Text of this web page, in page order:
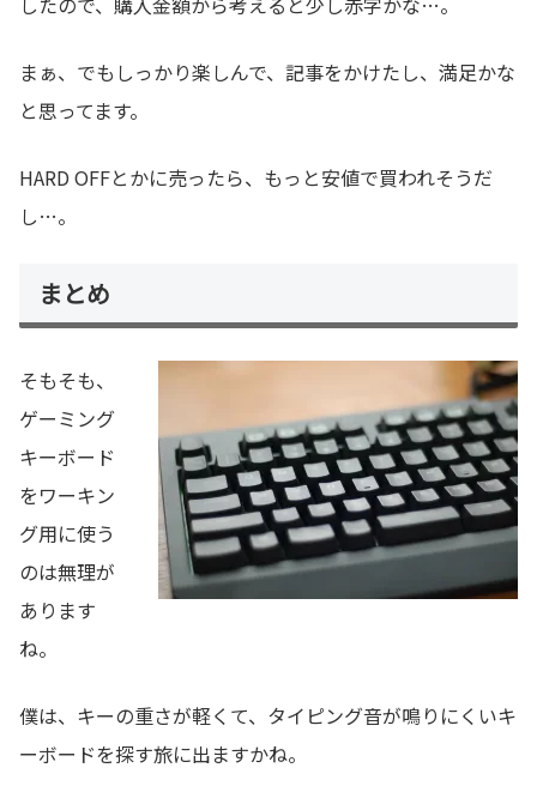
まぁ、でもしっかり楽しんで、記事をかけたし、満足かな
と思ってます。
HARD OFFとかに売ったら、もっと安値で買われそうだ
し…。
まとめ
そもそも、
ゲーミング
キーボード
をワーキン
グ用に使う
のは無理が
あります
ね。
僕は、キーの重さが軽くて、タイピング音が鳴りにくいキ
ーボードを探す旅に出ますかね。